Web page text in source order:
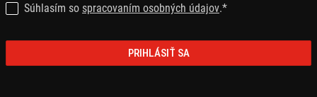
Súhlasím so spracovaním osobných údajov.*
PRIHLÁSIŤ SA